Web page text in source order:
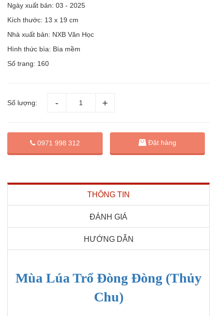
Ngày xuất bản: 03 - 2025
Kích thước: 13 x 19 cm
Nhà xuất bản: NXB Văn Học
Hình thức bìa: Bìa mềm
Số trang: 160
Số lượng:
0971 998 312 Đặt hàng
THÔNG TIN
ĐÁNH GIÁ
HƯỚNG DẪN
Mùa Lúa Trổ Đòng Đòng (Thủy
Chu)